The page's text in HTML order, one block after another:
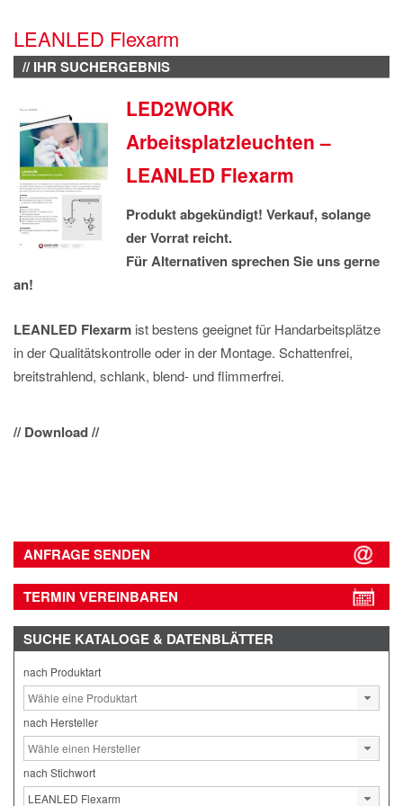
DATENSCHUTZ
LEANLED Flexarm
// IHR SUCHERGEBNIS
LED2WORK
Arbeitsplatzleuchten –
LEANLED Flexarm
Produkt abgekündigt! Verkauf, solange
der Vorrat reicht.
Für Alternativen sprechen Sie uns gerne
an!
LEANLED Flexarm ist bestens geeignet für Handarbeitsplätze
in der Qualitätskontrolle oder in der Montage. Schattenfrei,
breitstrahlend, schlank, blend- und flimmerfrei.
// Download //
ANFRAGE SENDEN
TERMIN VEREINBAREN
SUCHE KATALOGE & DATENBLÄTTER
nach Produktart
nach Hersteller
nach Stichwort